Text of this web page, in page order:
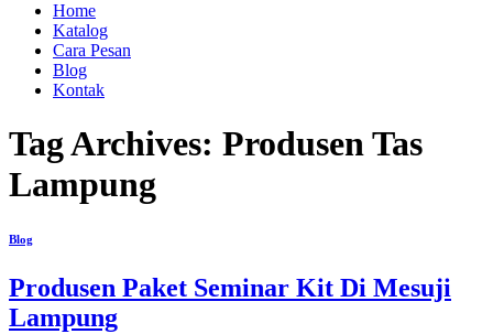
Home
Katalog
Cara Pesan
Blog
Kontak
Tag Archives: Produsen Tas
Lampung
Blog
Produsen Paket Seminar Kit Di Mesuji
Lampung